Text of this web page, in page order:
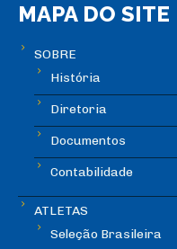
MAPA DO SITE
SOBRE
História
Diretoria
Documentos
Contabilidade
ATLETAS
Seleção Brasileira